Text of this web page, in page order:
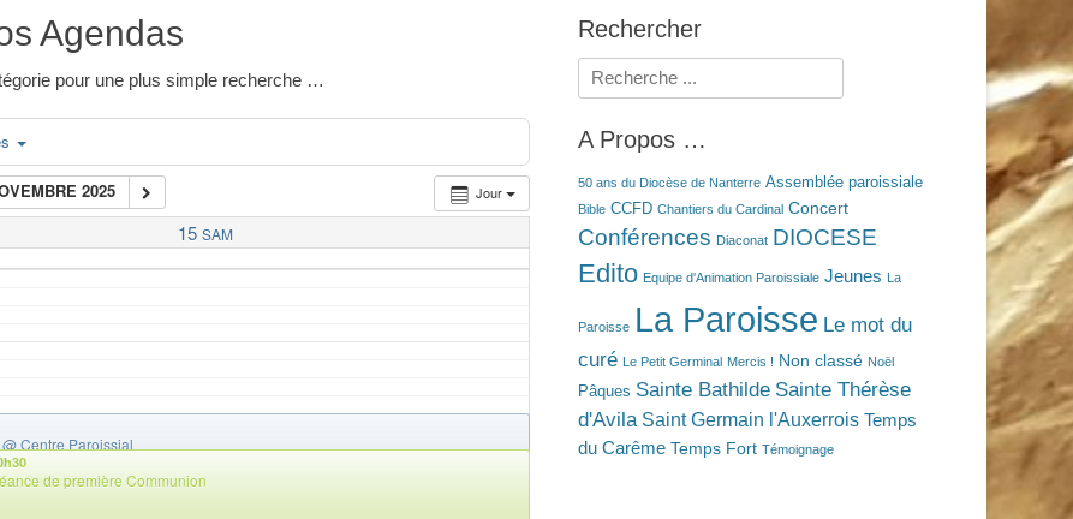
Agendas
pour une plus simple recherche …
Jour
2025
15 SAM
@ Centre Paroissial
Catéchisme
de première Communion
Rechercher
Rechercher :
A Propos …
50 ans du Diocèse de Nanterre Assemblée paroissiale
Bible CCFD Chantiers du Cardinal Concert
Conférences Diaconat DIOCESE
Edito Equipe d'Animation Paroissiale Jeunes La
Paroisse La Paroisse Le mot du
curé
Le Petit Germinal Mercis ! Non classé Noël
Pâques Sainte Bathilde Sainte Thérèse
d'Avila Saint Germain l'Auxerrois Temps
du Carême Temps Fort Témoignage